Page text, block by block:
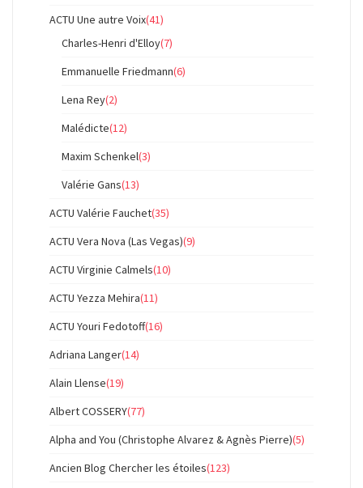
ACTU Une autre Voix(41)
Charles-Henri d'Elloy(7)
Emmanuelle Friedmann(6)
Lena Rey(2)
Malédicte(12)
Maxim Schenkel(3)
Valérie Gans(13)
ACTU Valérie Fauchet(35)
ACTU Vera Nova (Las Vegas)(9)
ACTU Virginie Calmels(10)
ACTU Yezza Mehira(11)
ACTU Youri Fedotoff(16)
Adriana Langer(14)
Alain Llense(19)
Albert COSSERY(77)
Alpha and You (Christophe Alvarez & Agnès Pierre)(5)
Ancien Blog Chercher les étoiles(123)